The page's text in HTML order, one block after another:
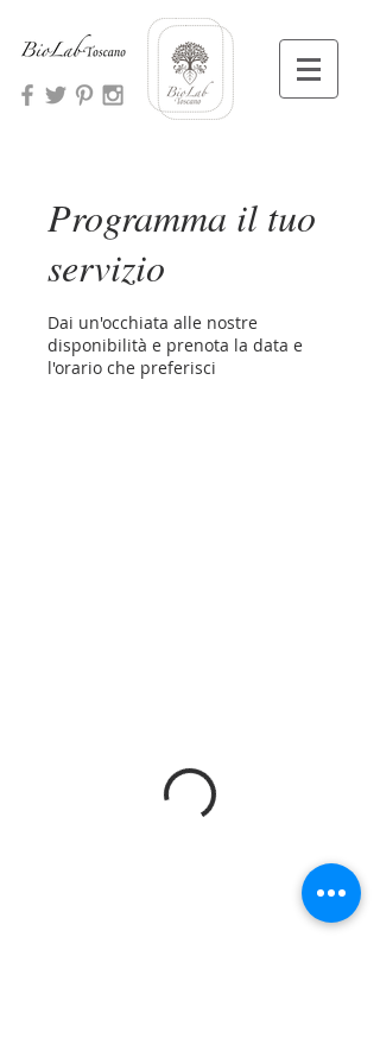
Programma il tuo
servizio
Dai un'occhiata alle nostre
disponibilità e prenota la data e
l'orario che preferisci